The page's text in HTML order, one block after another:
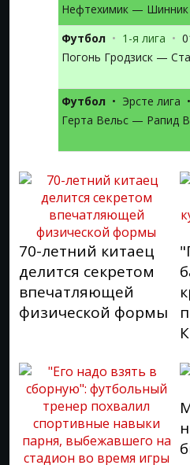
Нефтехимик — Шинник
Футбол • 1-я лига •
Погонь Гродзиск —
Футбол • Эрсте лига •
Герта Вельс — Рапид
70-летний китаец
делится секретом
впечатляющей
физической формы